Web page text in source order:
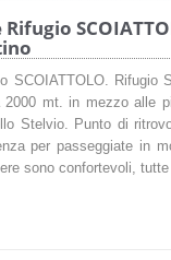
SCOIATTOLO. Rifugio
2000 mt. in mezzo alle
Stelvio. Punto di
per passeggiate in
sono confortevoli, tutte